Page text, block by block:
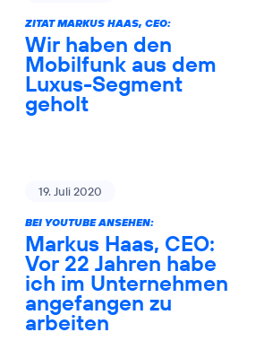
ZITAT MARKUS HAAS, CEO:
Wir haben den
Mobilfunk aus dem
Luxus-Segment
geholt
19. Juli 2020
BEI YOUTUBE ANSEHEN:
Markus Haas, CEO:
Vor 22 Jahren habe
ich im Unternehmen
angefangen zu
arbeiten